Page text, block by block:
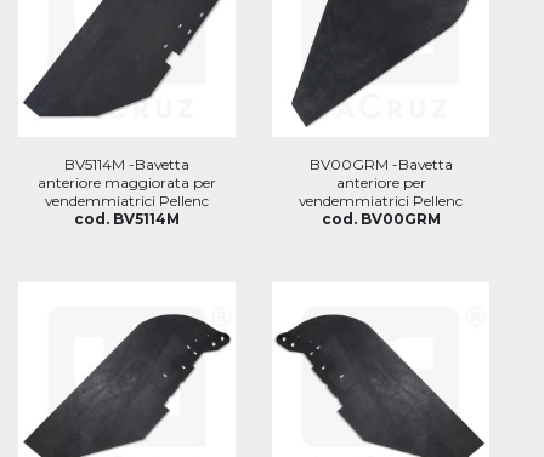
BV5114M -Bavetta
anteriore maggiorata per
vendemmiatrici Pellenc
cod. BV5114M
BV00GRM -Bavetta
anteriore per
vendemmiatrici Pellenc
cod. BV00GRM